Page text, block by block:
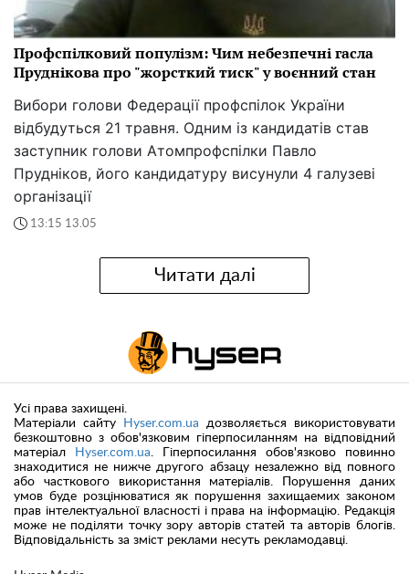
Профспілковий популізм: Чим небезпечні гасла
Пруднікова про "жорсткий тиск" у воєнний стан
Вибори голови Федерації профспілок України
відбудуться 21 травня. Одним із кандидатів став
заступник голови Атомпрофспілки Павло
Прудніков, його кандидатуру висунули 4 галузеві
організації
13:15 13.05
Читати далі
Усі права захищені.
Матеріали сайту
Hyser.com.ua дозволяється використовувати
безкоштовно з обов'язковим гіперпосиланням на відповідний
матеріал
Hyser.com.ua. Гіперпосилання обов'язково повинно
знаходитися не нижче другого абзацу незалежно від повного
або часткового використання матеріалів. Порушення даних
умов буде розцінюватися як порушення захищаемих законом
прав інтелектуальної власності і права на інформацію. Редакція
може не поділяти точку зору авторів статей та авторів блогів.
Відповідальність за зміст реклами несуть рекламодавці.